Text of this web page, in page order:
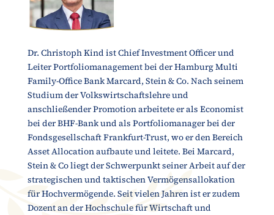
Dr. Christoph Kind ist Chief Investment Officer und
Leiter Portfoliomanagement bei der Hamburg Multi
Family-Office Bank Marcard, Stein & Co. Nach seinem
Studium der Volkswirtschaftslehre und
anschließender Promotion arbeitete er als Economist
bei der BHF-Bank und als Portfoliomanager bei der
Fondsgesellschaft Frankfurt-Trust, wo er den Bereich
Asset Allocation aufbaute und leitete. Bei Marcard,
Stein & Co liegt der Schwerpunkt seiner Arbeit auf der
strategischen und taktischen Vermögensallokation
für Hochvermögende. Seit vielen Jahren ist er zudem
Dozent an der Hochschule für Wirtschaft und